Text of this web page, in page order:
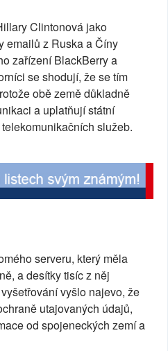
Clintonová jako
emailů z Ruska a Číny
zařízení BlackBerry a
se shodují, že se tím
obě země důkladně
a uplatňují státní
služeb.
serveru, který měla
a desítky tisíc z něj
vyšlo najevo, že
utajovaných údajů,
od spojeneckých zemí a